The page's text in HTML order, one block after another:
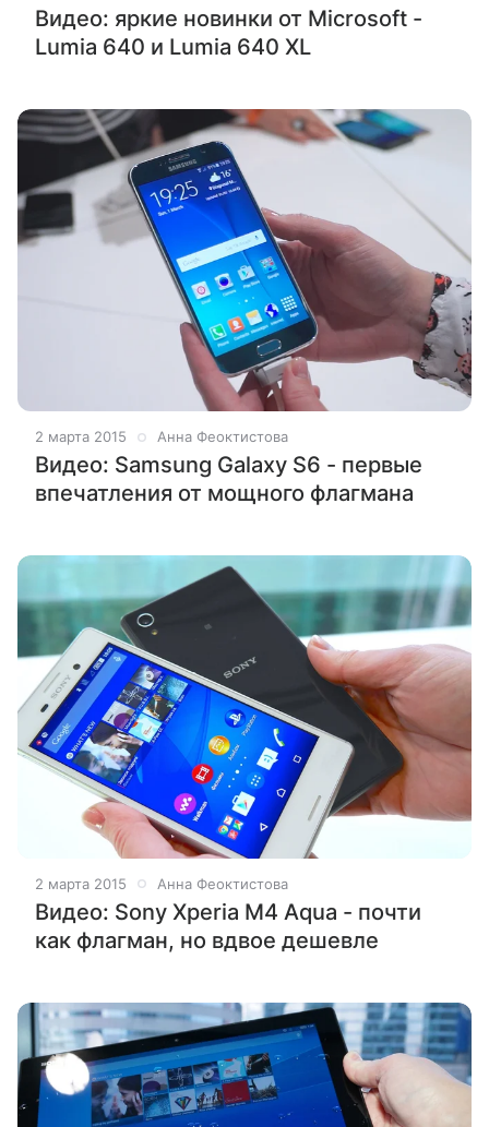
Видео: яркие новинки от Microsoft -
Lumia 640 и Lumia 640 XL
2 марта 2015 Анна Феоктистова
Видео: Samsung Galaxy S6 - первые
впечатления от мощного флагмана
2 марта 2015 Анна Феоктистова
Видео: Sony Xperia M4 Aqua - почти
как флагман, но вдвое дешевле